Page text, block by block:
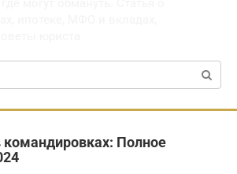
командировках: Полное